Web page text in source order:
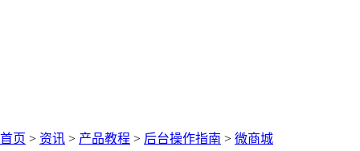
首页 > 资讯 > 产品教程 > 后台操作指南 > 微商城